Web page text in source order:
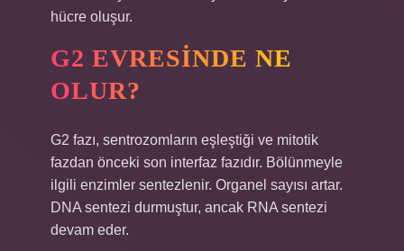
hücre oluşur.
G2 EVRESINDE NE
OLUR?
G2 fazı, sentrozomların eşleştiği ve mitotik
fazdan önceki son interfaz fazıdır. Bölünmeyle
ilgili enzimler sentezlenir. Organel sayısı artar.
DNA sentezi durmuştur, ancak RNA sentezi
devam eder.